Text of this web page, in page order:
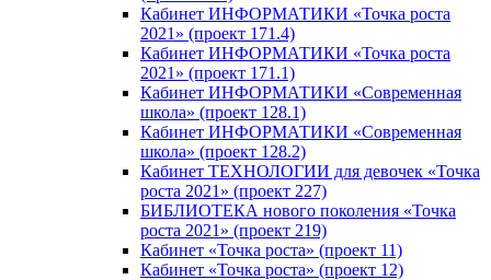
Кабинет ИНФОРМАТИКИ «Точка роста
2021» (проект 171.4)
Кабинет ИНФОРМАТИКИ «Точка роста
2021» (проект 171.1)
Кабинет ИНФОРМАТИКИ «Современная
школа» (проект 128.1)
Кабинет ИНФОРМАТИКИ «Современная
школа» (проект 128.2)
Кабинет ТЕХНОЛОГИИ для девочек «Точка
роста 2021» (проект 227)
БИБЛИОТЕКА нового поколения «Точка
роста 2021» (проект 219)
Кабинет «Точка роста» (проект 11)
Кабинет «Точка роста» (проект 12)